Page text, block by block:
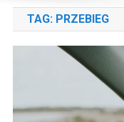
TAG: PRZEBIEG